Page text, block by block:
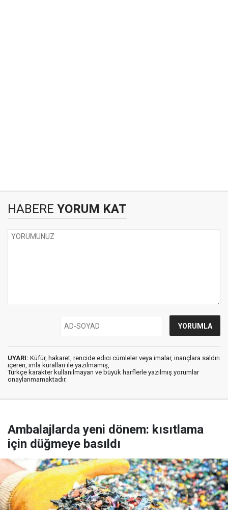
HABERE YORUM KAT
UYARI: Küfür, hakaret, rencide edici cümleler veya imalar, inançlara saldırı
içeren, imla kuralları ile yazılmamış,
Türkçe karakter kullanılmayan ve büyük harflerle yazılmış yorumlar
onaylanmamaktadır.
Ambalajlarda yeni dönem: kısıtlama
için düğmeye basıldı